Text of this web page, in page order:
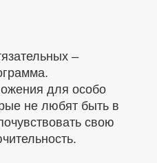
–
для особо
не любят быть в
свою